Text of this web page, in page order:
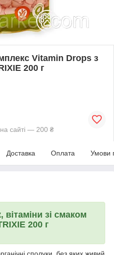
Vitamin Drops з
200 г
сайті — 200 ₴
Доставка Оплата Умови
зі смаком
200 г